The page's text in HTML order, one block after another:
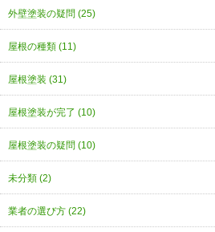
外壁塗装の疑問 (25)
屋根の種類 (11)
屋根塗装 (31)
屋根塗装が完了 (10)
屋根塗装の疑問 (10)
未分類 (2)
業者の選び方 (22)